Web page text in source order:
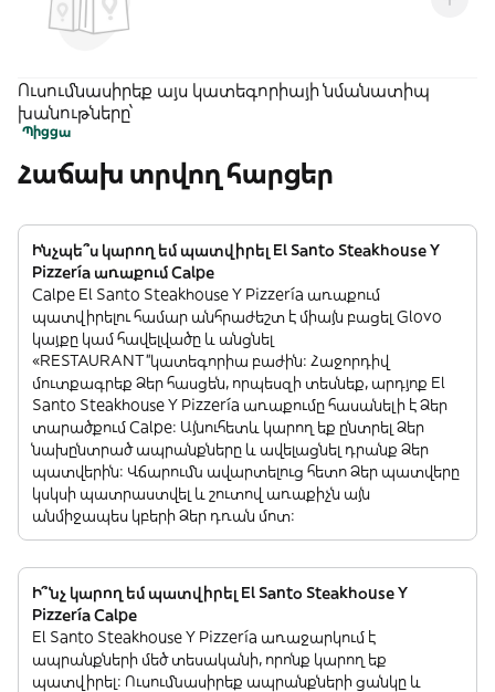
Ուսումնասիրեք այս կատեգորիայի նմանատիպ
խանութները՝
Պիցցա
Հաճախ տրվող հարցեր
Ինչպե՞ս կարող եմ պատվիրել El Santo Steakhouse Y
Pizzería առաքում Calpe
Calpe El Santo Steakhouse Y Pizzería առաքում
պատվիրելու համար անհրաժեշտ է միայն բացել Glovo
կայքը կամ հավելվածը և անցնել
«RESTAURANT”կատեգորիա բաժին: Հաջորդիվ
մուտքագրեք Ձեր հասցեն, որպեսզի տեսնեք, արդյոք El
Santo Steakhouse Y Pizzería առաքումը հասանելի է Ձեր
տարածքում Calpe: Այնուհետև կարող եք ընտրել Ձեր
նախընտրած ապրանքները և ավելացնել դրանք Ձեր
պատվերին: Վճարումն ավարտելուց հետո Ձեր պատվերը
կսկսի պատրաստվել և շուտով առաքիչն այն
անմիջապես կբերի Ձեր դռան մոտ:
Ի՞նչ կարող եմ պատվիրել El Santo Steakhouse Y
Pizzería Calpe
El Santo Steakhouse Y Pizzería առաջարկում է
ապրանքների մեծ տեսականի, որոնք կարող եք
պատվիրել: Ուսումնասիրեք ապրանքների ցանկը և